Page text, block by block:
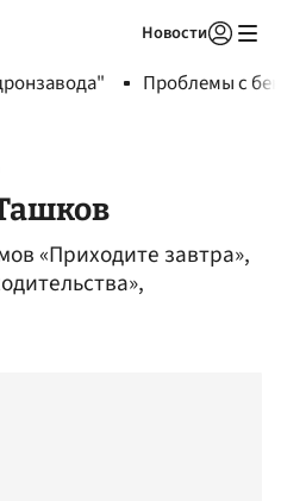
Новости
Проблемы с
«Приходите завтра»,